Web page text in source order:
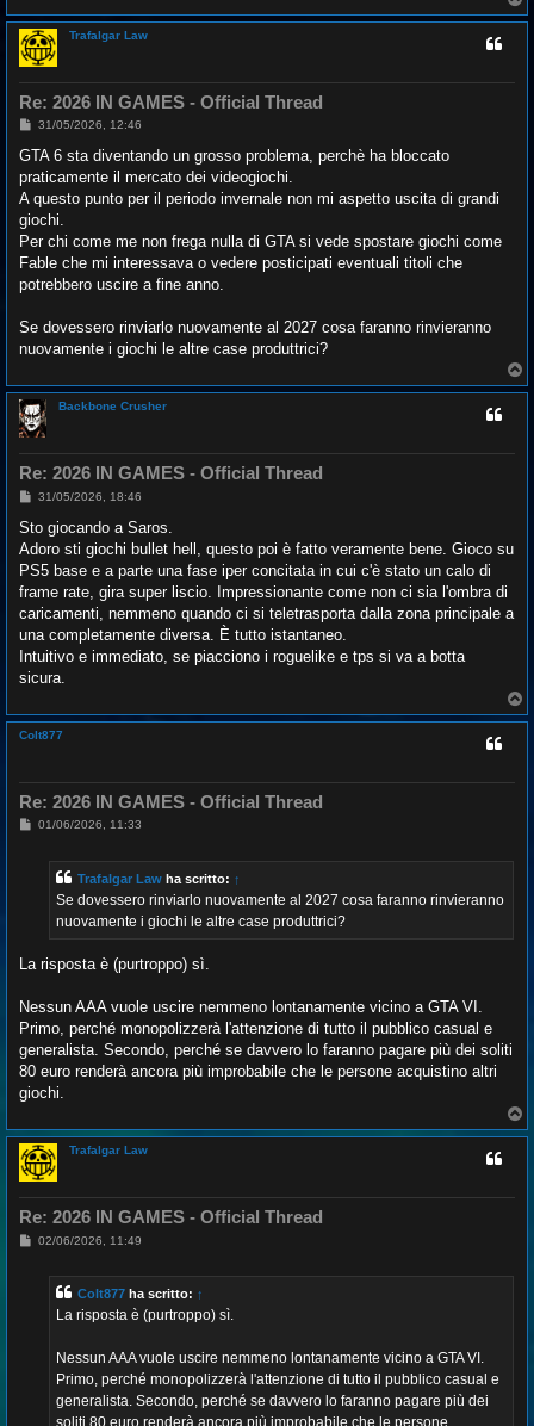
o
Trafalgar Law
Re: 2026 IN GAMES - Official Thread
M
s
a
g
g
i
o
31/05/2026, 12:46
GTA 6 sta diventando un grosso problema, perchè ha bloccato
praticamente il mercato dei videogiochi.
A questo punto per il periodo invernale non mi aspetto uscita di grandi
giochi.
Per chi come me non frega nulla di GTA si vede spostare giochi come
Fable che mi interessava o vedere posticipati eventuali titoli che
potrebbero uscire a fine anno.
Se dovessero rinviarlo nuovamente al 2027 cosa faranno rinvieranno
nuovamente i giochi le altre case produttrici?
o
Backbone Crusher
Re: 2026 IN GAMES - Official Thread
M
s
a
g
i
o
31/05/2026, 18:46
Sto giocando a Saros.
Adoro sti giochi bullet hell, questo poi è fatto veramente bene. Gioco su
PS5 base e a parte una fase iper concitata in cui c'è stato un calo di
frame rate, gira super liscio. Impressionante come non ci sia l'ombra di
caricamenti, nemmeno quando ci si teletrasporta dalla zona principale a
una completamente diversa. È tutto istantaneo.
Intuitivo e immediato, se piacciono i roguelike e tps si va a botta
sicura.
o
Colt877
Re: 2026 IN GAMES - Official Thread
M01/06/2026, 11:33
Trafalgar Law ha scritto: ↑
Se dovessero rinviarlo nuovamente al 2027 cosa faranno rinvieranno
nuovamente i giochi le altre case produttrici?
La risposta è (purtroppo) sì.
Nessun AAA vuole uscire nemmeno lontanamente vicino a GTA VI.
Primo, perché monopolizzerà l'attenzione di tutto il pubblico casual e
generalista. Secondo, perché se davvero lo faranno pagare più dei soliti
80 euro renderà ancora più improbabile che le persone acquistino altri
giochi.
o
Trafalgar Law
Re: 2026 IN GAMES - Official Thread
M02/06/2026, 11:49
Colt877 ha scritto: ↑
La risposta è (purtroppo) sì.
Nessun AAA vuole uscire nemmeno lontanamente vicino a GTA VI.
Primo, perché monopolizzerà l'attenzione di tutto il pubblico casual e
generalista. Secondo, perché se davvero lo faranno pagare più dei
soliti 80 euro renderà ancora più improbabile che le persone